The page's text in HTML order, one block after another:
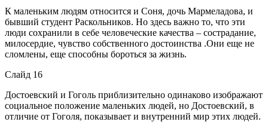
К маленьким людям относится и Соня, дочь Мармеладова, и
бывший студент Раскольников. Но здесь важно то, что эти
люди сохранили в себе человеческие качества – сострадание,
милосердие, чувство собственного достоинства .Они еще не
сломлены, еще способны бороться за жизнь.
Слайд 16
Достоевский и Гоголь приблизительно одинаково изображают
социальное положение маленьких людей, но Достоевский, в
отличие от Гоголя, показывает и внутренний мир этих людей.